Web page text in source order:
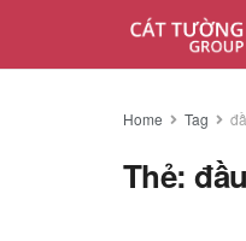
Home Tag
Thẻ: